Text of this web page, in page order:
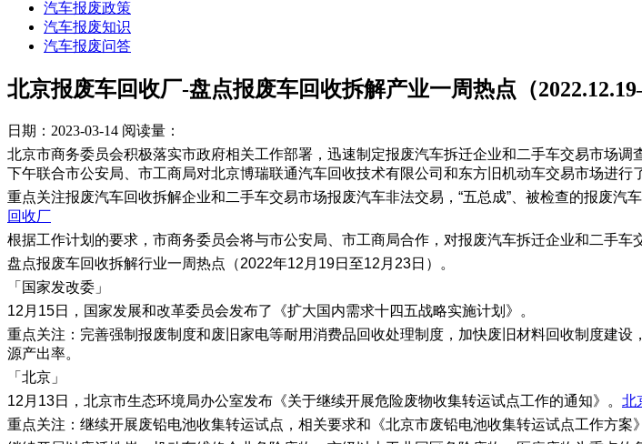
汽车报废政策
汽车报废知识
汽车报废问答
北京报废车回收厂-盘点报废车回收拆解产业一周热点（
日期：2023-03-14 阅读量：
北京市商务委员会积极落实市政府相关工作部署，迅速制定报废汽车拆迁企业和二手车交易市场
下午联合市公安局、市工商局对北京博瑞联通汽车回收技术有限公司和东方旧机动车交易市场进行
重点关注报废汽车回收拆解企业和二手车交易市场报废汽车非法交易，“五总成”、被检查的报废
回收厂
根据工作计划的要求，市商务委员会将与市公安局、市工商局合作，对报废汽车拆迁企业和二手车
盘点报废车回收拆解行业一周热点（2022年12月19日至12月23日）。
「国家发改委」
12月15日，国家发展和改革委员会发布了《扩大国内需求十四五战略实施计划》。
重点关注：完善强制报废制度和废旧家电等耐用消费品回收处理制度，加快废旧材料回收制度建
源产出率。
「北京」
12月13日，北京市生态环境局办公室发布《关于继续开展危险废物收集转运试点工作的通知》。 北
重点关注：继续开展废铅电池收集转运试点，相关要求和《北京市废铅电池收集转运试点工作方案